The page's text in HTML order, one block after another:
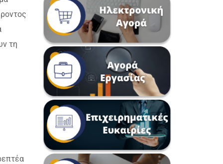
τη